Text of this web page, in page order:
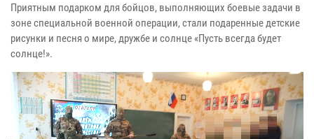
Приятным подарком для бойцов, выполняющих боевые задачи в
зоне специальной военной операции, стали подаренные детские
рисунки и песня о мире, дружбе и солнце «Пусть всегда будет
солнце!».